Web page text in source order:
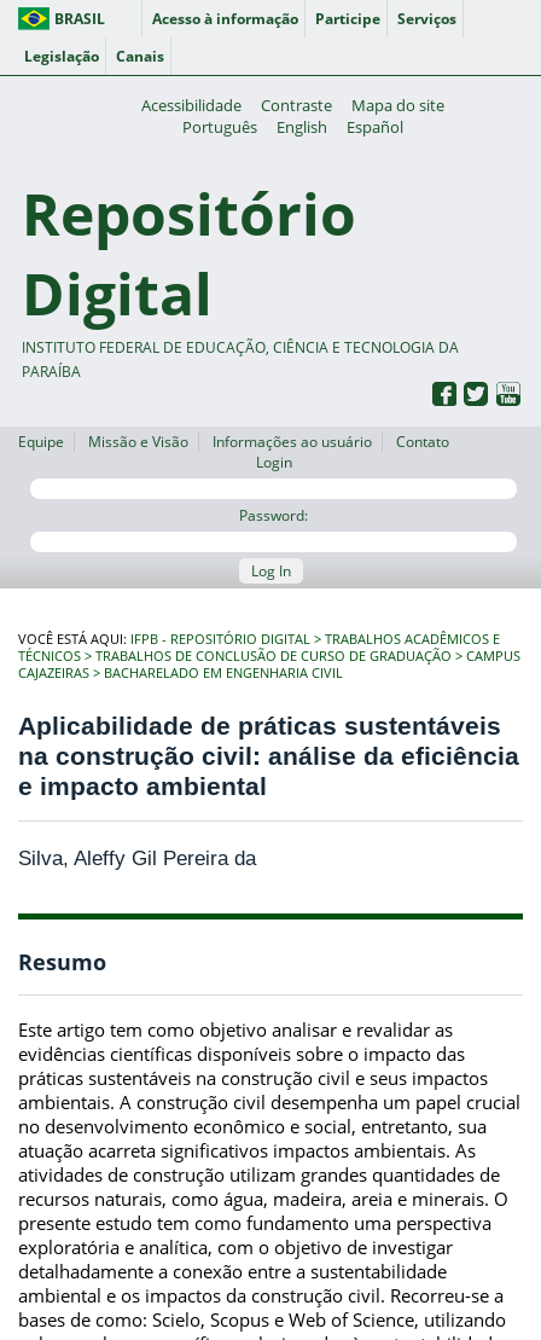
BRASIL Acesso à informação Participe
Serviços
Legislação
Canais
Acessibilidade Contraste
Mapa do site
Português
English Español
Repositório
Digital
INSTITUTO FEDERAL DE EDUCAÇÃO, CIÊNCIA E TECNOLOGIA DA
PARAÍBA
Equipe Missão e Visão Informações ao usuário
Contato
Login
Password:
Log In
VOCÊ ESTÁ AQUI: IFPB - REPOSITÓRIO DIGITAL
TRABALHOS ACADÊMICOS E
TÉCNICOS
TRABALHOS DE CONCLUSÃO DE CURSO DE GRADUAÇÃO
CAMPUS
CAJAZEIRAS
BACHARELADO EM ENGENHARIA CIVIL
Aplicabilidade de práticas sustentáveis
na construção civil: análise da eficiência
e impacto ambiental
Silva, Aleffy Gil Pereira da
Resumo
Este artigo tem como objetivo analisar e revalidar as
evidências científicas disponíveis sobre o impacto das
práticas sustentáveis na construção civil e seus impactos
ambientais. A construção civil desempenha um papel crucial
no desenvolvimento econômico e social, entretanto, sua
atuação acarreta significativos impactos ambientais. As
atividades de construção utilizam grandes quantidades de
recursos naturais, como água, madeira, areia e minerais. O
presente estudo tem como fundamento uma perspectiva
exploratória e analítica, com o objetivo de investigar
detalhadamente a conexão entre a sustentabilidade
ambiental e os impactos da construção civil. Recorreu-se a
bases de como: Scielo, Scopus e Web of Science, utilizando